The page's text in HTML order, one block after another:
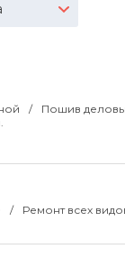
Пошив
Ремонт всех